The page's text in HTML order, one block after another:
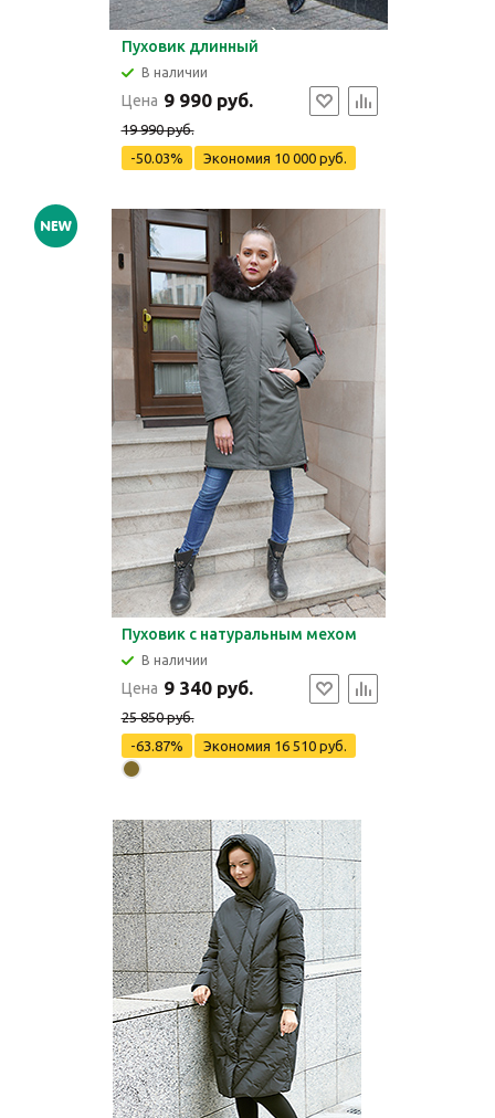
Пуховик длинный
В наличии
Цена 9 990 руб.
19 990 руб.
-50.03%
Экономия 10 000 руб.
Пуховик с натуральным мехом
В наличии
Цена 9 340 руб.
25 850 руб.
-63.87%
Экономия 16 510 руб.